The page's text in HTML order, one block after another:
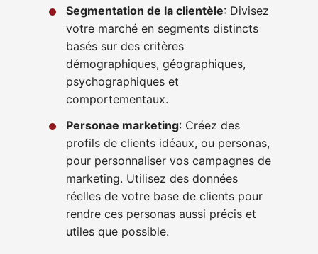
Segmentation de la clientèle: Divisez
votre marché en segments distincts
basés sur des critères
démographiques, géographiques,
psychographiques et
comportementaux.
Personae marketing: Créez des
profils de clients idéaux, ou personas,
pour personnaliser vos campagnes de
marketing. Utilisez des données
réelles de votre base de clients pour
rendre ces personas aussi précis et
utiles que possible.